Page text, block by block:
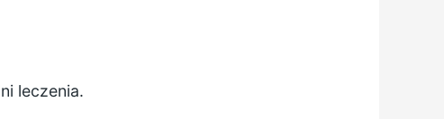
leczenia.